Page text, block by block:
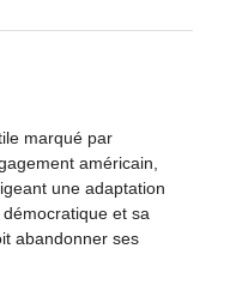
marqué par
américain,
une adaptation
et sa
abandonner ses